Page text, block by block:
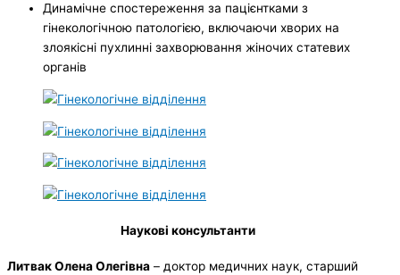
Динамічне спостереження за пацієнтками з
гінекологічною патологією, включаючи хворих на
злоякісні пухлинні захворювання жіночих статевих
органів
Наукові консультанти
Литвак Олена Олегівна – доктор медичних наук, старший